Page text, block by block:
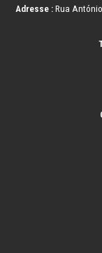
Adresse :Rua António